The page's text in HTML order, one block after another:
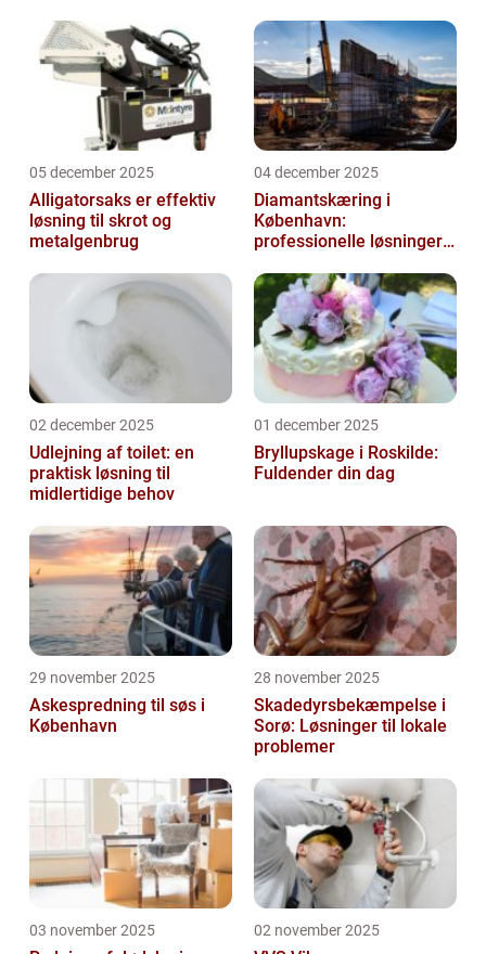
05 december 2025
Alligatorsaks er effektiv
løsning til skrot og
metalgenbrug
04 december 2025
Diamantskæring i
København:
professionelle løsninger
02 december 2025
Udlejning af toilet: en
praktisk løsning til
midlertidige behov
01 december 2025
Bryllupskage i Roskilde:
Fuldender din dag
29 november 2025
Askespredning til søs i
København
28 november 2025
Skadedyrsbekæmpelse i
Sorø: Løsninger til lokale
problemer
03 november 2025 02 november 2025